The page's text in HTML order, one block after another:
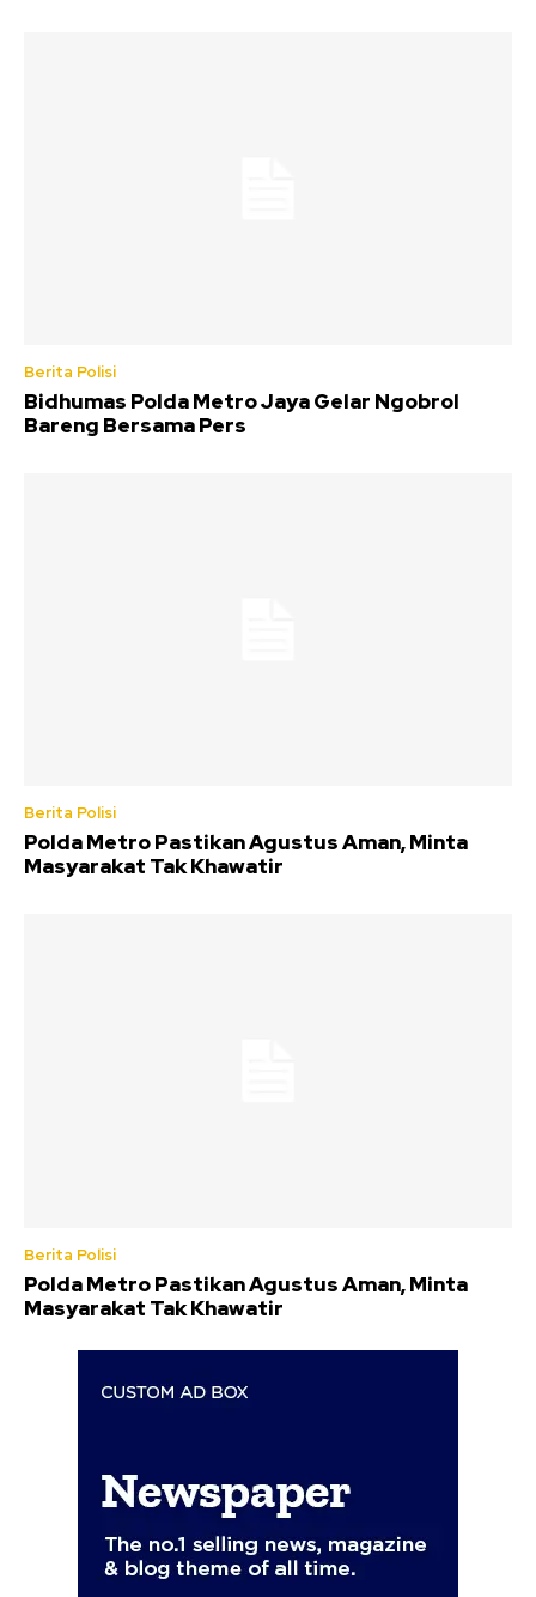
Berita Polisi
Bidhumas Polda Metro Jaya Gelar Ngobrol
Bareng Bersama Pers
Berita Polisi
Polda Metro Pastikan Agustus Aman, Minta
Masyarakat Tak Khawatir
Berita Polisi
Polda Metro Pastikan Agustus Aman, Minta
Masyarakat Tak Khawatir